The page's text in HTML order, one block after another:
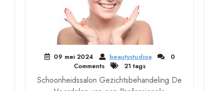
09 mei 2024 beautystudioa
0
Comments
21 tags
Schoonheidssalon Gezichtsbehandeling De